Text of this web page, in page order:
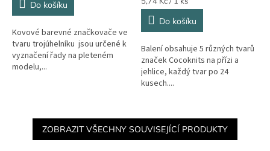
Do košíku
Kovové barevné značkovače ve
tvaru trojúhelníku jsou určené k
vyznačení řady na pleteném
modelu,...
cena:
Do košíku
Balení obsahuje 5 různých tvarů
značek Cocoknits na přízi a
jehlice, každý tvar po 24
kusech....
ZOBRAZIT VŠECHNY SOUVISEJÍCÍ PRODUKTY